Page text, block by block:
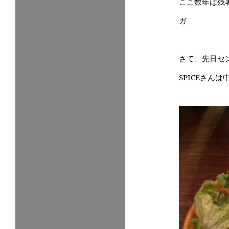
ガ
さて、先日セ
SPICEさんは